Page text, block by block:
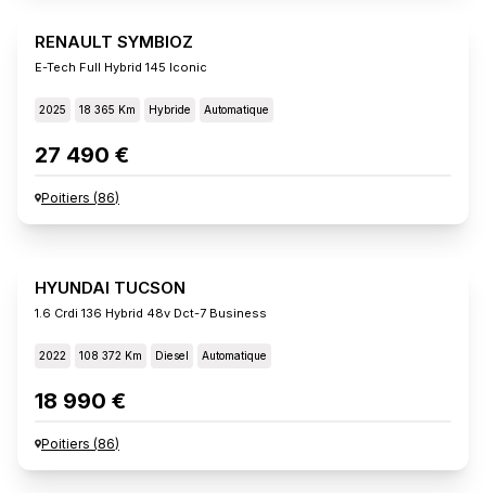
RENAULT SYMBIOZ
E-Tech Full Hybrid 145 Iconic
2025 18 365 Km Hybride Automatique
27 490 €
Poitiers (86)
HYUNDAI TUCSON
1.6 Crdi 136 Hybrid 48v Dct-7 Business
2022 108 372 Km Diesel Automatique
18 990 €
Poitiers (86)